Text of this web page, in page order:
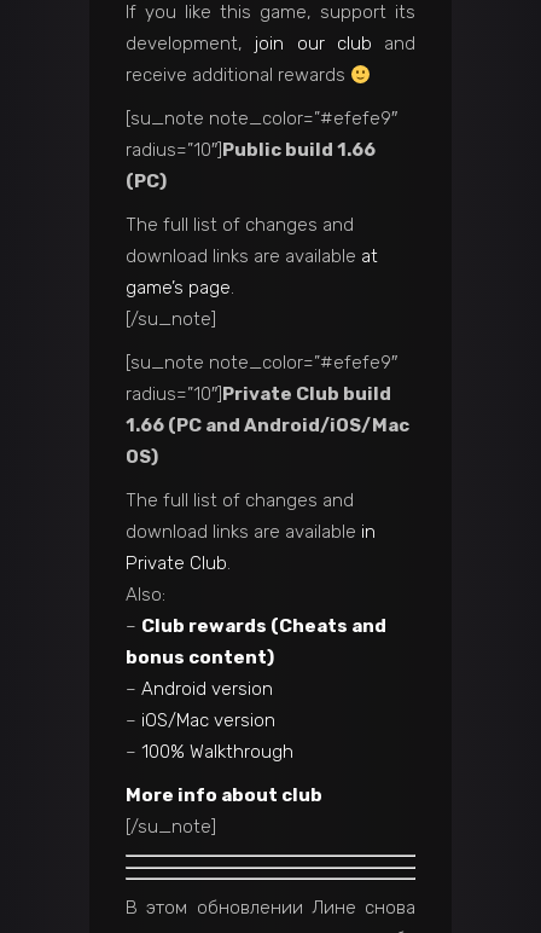
If you like this game, support its
development, join our club and
receive additional rewards
[su_note note_color=”#efefe9″
radius=”10″] Public build 1.66
(PC)
The full list of changes and
download links are available at
game’s page.
[/su_note]
[su_note note_color=”#efefe9″
radius=”10″] Private Club build
1.66 (PC and Android/iOS/Mac
OS)
The full list of changes and
download links are available in
Private Club.
Also:
– Club rewards (Cheats and
bonus content)
– Android version
– iOS/Mac version
– 100% Walkthrough
More info about club
[/su_note]
В этом обновлении Лине снова